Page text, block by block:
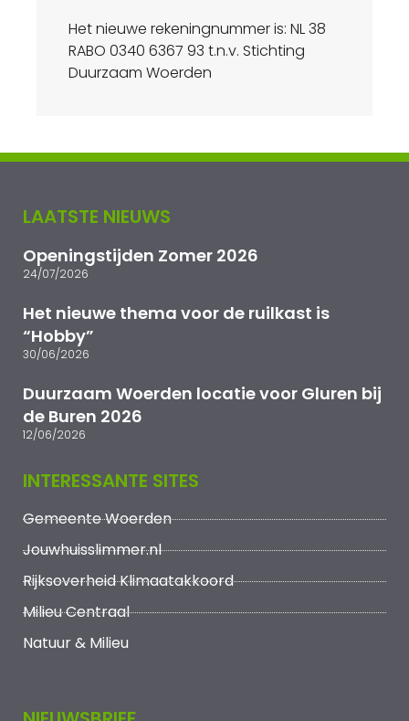
Het nieuwe rekeningnummer is: NL 38
RABO 0340 6367 93 t.n.v. Stichting
Duurzaam Woerden
LAATSTE NIEUWS
Openingstijden Zomer 2026
24/07/2026
Het nieuwe thema voor de ruilkast is
“Hobby”
30/06/2026
Duurzaam Woerden locatie voor Gluren bij
de Buren 2026
12/06/2026
INTERESSANTE SITES
Gemeente Woerden
Jouwhuisslimmer.nl
Rijksoverheid Klimaatakkoord
Milieu Centraal
Natuur & Milieu